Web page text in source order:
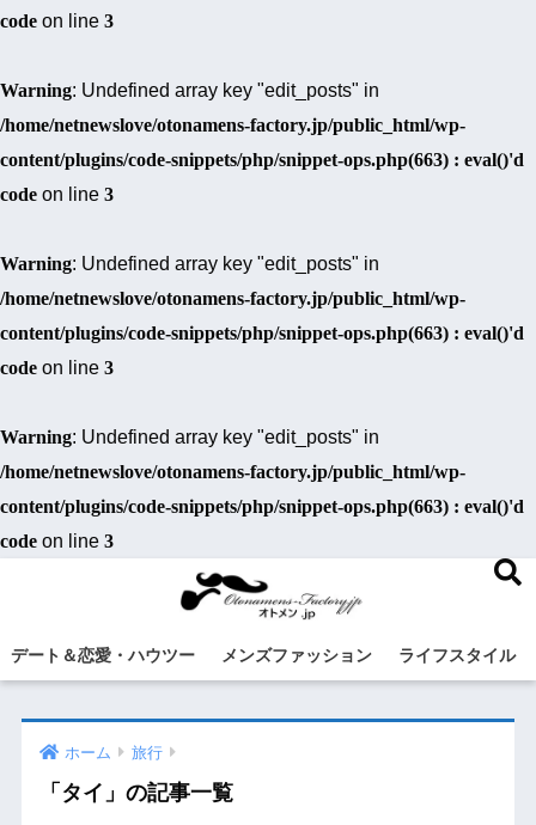
code on line 3
Warning: Undefined array key "edit_posts" in
/home/netnewslove/otonamens-factory.jp/public_html/wp-
content/plugins/code-snippets/php/snippet-ops.php(663) : eval()'d
code on line 3
Warning: Undefined array key "edit_posts" in
/home/netnewslove/otonamens-factory.jp/public_html/wp-
content/plugins/code-snippets/php/snippet-ops.php(663) : eval()'d
code on line 3
Warning: Undefined array key "edit_posts" in
/home/netnewslove/otonamens-factory.jp/public_html/wp-
content/plugins/code-snippets/php/snippet-ops.php(663) : eval()'d
code on line 3
デート＆恋愛・ハウツー メンズファッション ライフスタイル
ホーム 旅行
「タイ」の記事一覧